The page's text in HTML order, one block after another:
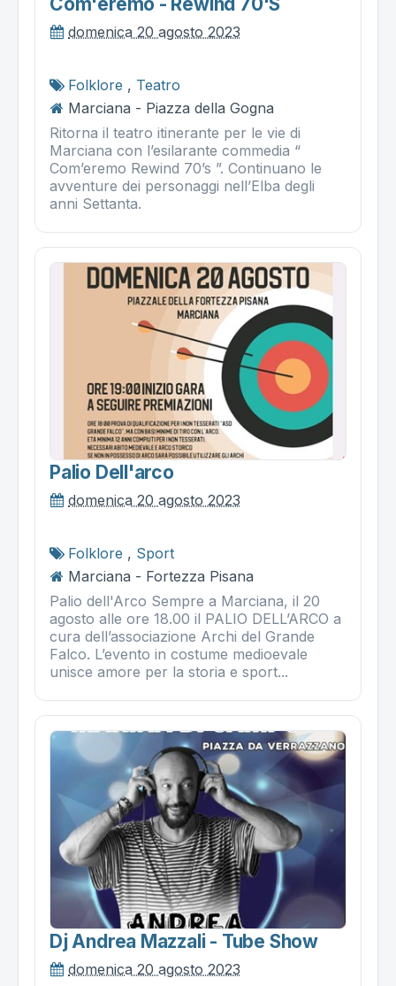
domenica 20 agosto 2023
Folklore , Teatro
Marciana - Piazza della Gogna
Ritorna il teatro itinerante per le vie di
Marciana con l’esilarante commedia “
Com’eremo Rewind 70’s ”. Continuano le
avventure dei personaggi nell’Elba degli
anni Settanta.
Palio Dell'arco
domenica 20 agosto 2023
Folklore , Sport
Marciana - Fortezza Pisana
Palio dell'Arco Sempre a Marciana, il 20
agosto alle ore 18.00 il PALIO DELL’ARCO a
cura dell’associazione Archi del Grande
Falco. L’evento in costume medioevale
unisce amore per la storia e sport...
Dj Andrea Mazzali - Tube Show
domenica 20 agosto 2023